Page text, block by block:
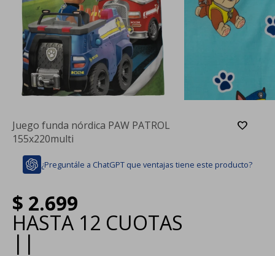
Juego funda nórdica PAW PATROL
155x220multi
¿Preguntále a ChatGPT que ventajas tiene este producto?
$ 2.699
HASTA 12 CUOTAS
| |